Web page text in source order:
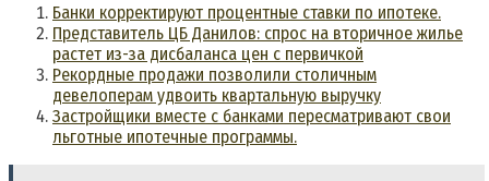
Банки корректируют процентные ставки по ипотеке.
Представитель ЦБ Данилов: спрос на вторичное жилье
растет из-за дисбаланса цен с первичкой
Рекордные продажи позволили столичным
девелоперам удвоить квартальную выручку
Застройщики вместе с банками пересматривают свои
льготные ипотечные программы.